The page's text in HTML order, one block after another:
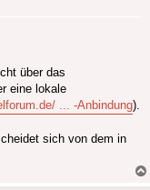
über das
eine lokale
... -Anbindung).
sich von dem in